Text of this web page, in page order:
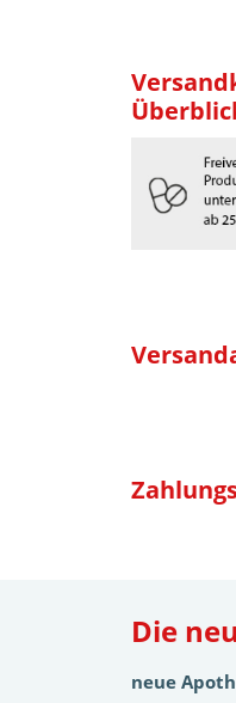
Die
neue